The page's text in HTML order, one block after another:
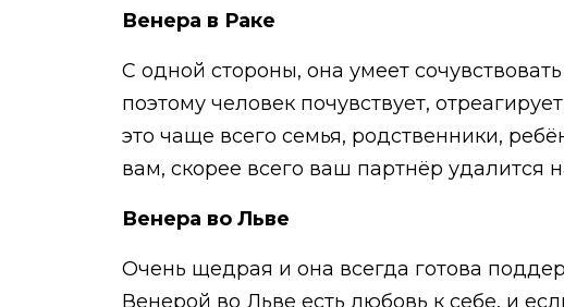
Венера в Раке
С одной стороны, она умеет
поэтому человек почувствует,
это чаще всего семья, родственники,
вам, скорее всего ваш партнёр удалится
Венера во Льве
Очень щедрая и она всегда готова
Венерой во Льве есть любовь к себе, и